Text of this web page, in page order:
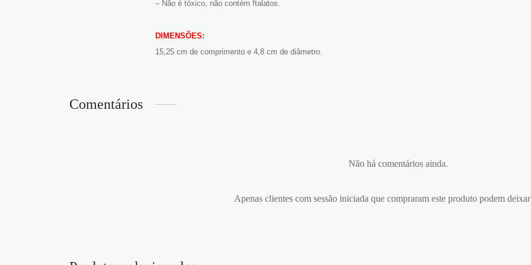
– Não é tóxico, não contém ftalatos.
DIMENSÕES:
15,25 cm de comprimento e 4,8 cm de diâmetro.
Comentários
Não há comentários ainda.
Apenas clientes com sessão iniciada que compraram este produto podem